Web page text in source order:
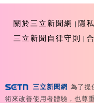
關於三立新聞網
隱
三立新聞自律守則
Copyright ©2026
三立新聞網 為了提
術來改善使用者體驗，也尊